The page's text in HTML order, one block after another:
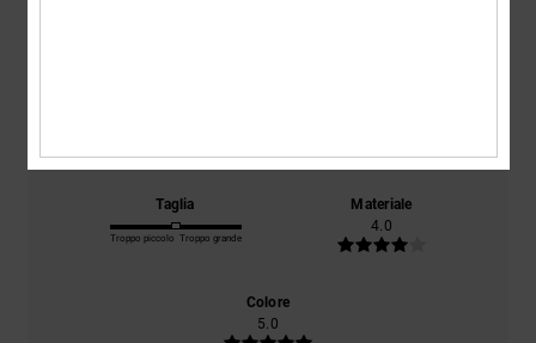
Taglia
Troppo piccolo Troppo grande
Materiale
4.0
Colore
5.0